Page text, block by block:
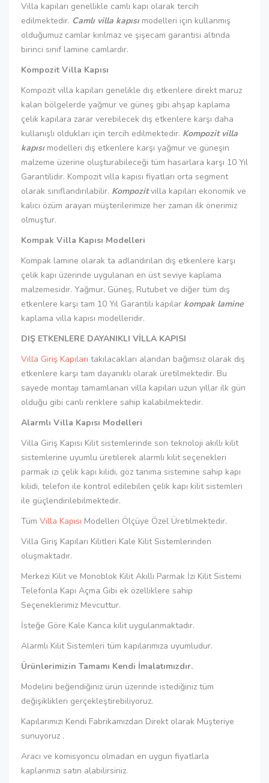
Villa kapıları genellikle camlı kapı olarak tercih
edilmektedir. Camlı villa kapısı modelleri için kullanmış
olduğumuz camlar kırılmaz ve şişecam garantisi altında
birinci sınıf lamine camlardır.
Kompozit Villa Kapısı
Kompozit villa kapıları genelikle dış etkenlere direkt maruz
kalan bölgelerde yağmur ve güneş gibi ahşap kaplama
çelik kapılara zarar verebilecek dış etkenlere karşı daha
kullanışlı oldukları için tercih edilmektedir. Kompozit villa
kapısı modelleri dış etkenlere karşı yağmur ve güneşin
malzeme üzerine oluşturabileceği tüm hasarlara karşı 10 Yıl
Garantilidir. Kompozit villa kapısı fiyatları orta segment
olarak sınıflandırılabilir. Kompozitvilla kapıları ekonomik ve
kalıcı özüm arayan müşterilerimize her zaman ilk önerimiz
olmuştur.
Kompak Villa Kapısı Modelleri
Kompak lamine olarak ta adlandırılan dış etkenlere karşı
çelik kapı üzerinde uygulanan en üst seviye kaplama
malzemesidir. Yağmur, Güneş, Rutubet ve diğer tüm dış
etkenlere karşı tam 10 Yıl Garantili kapılar kompak lamine
kaplama villa kapısı modelleridir.
DIŞ ETKENLERE DAYANIKLI VİLLA KAPISI
Villa Giriş Kapıları takılacakları alandan bağımsız olarak dış
etkenlere karşı tam dayanıklı olarak üretilmektedir. Bu
sayede montajı tamamlanan villa kapıları uzun yıllar ilk gün
olduğu gibi canlı renklere sahip kalabilmektedir.
Alarmlı Villa Kapısı Modelleri
Villa Giriş Kapısı Kilit sistemlerinde son teknoloji akıllı kilit
sistemlerine uyumlu üretilerek alarmlı kilit seçenekleri
parmak izi çelik kapı kilidi, göz tanıma sistemine sahip kapı
kilidi, telefon ile kontrol edilebilen çelik kapı kilit sistemleri
ile güçlendirilebilmektedir.
Tüm Villa Kapısı Modelleri Ölçüye Özel Üretilmektedir.
Villa Giriş Kapıları Kilitleri Kale Kilit Sistemlerinden
oluşmaktadır.
Merkezi Kilit ve Monoblok Kilit Akıllı Parmak İzi Kilit Sistemi
Telefonla Kapı Açma Gibi ek özelliklere sahip
Seçeneklerimiz Mevcuttur.
İsteğe Göre Kale Kanca kilit uygulanmaktadır.
Alarmlı Kilit Sistemleri tüm kapılarımıza uyumludur.
Ürünlerimizin Tamamı Kendi İmalatımızdır.
Modelini beğendiğiniz ürün üzerinde istediğiniz tüm
değişiklikleri gerçekleştirebiliyoruz.
Kapılarımızı Kendi Fabrikamızdan Direkt olarak Müşteriye
sunuyoruz .
Aracı ve komisyoncu olmadan en uygun fiyatlarla
kaplarımızı satın alabilirsiniz.